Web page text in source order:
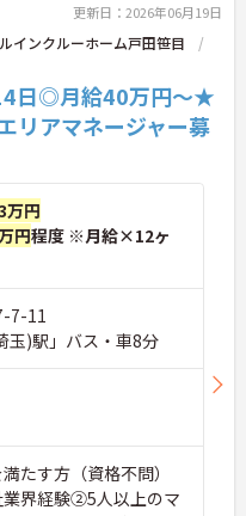
いた時間を有
味のある方は
問い合わせ
更新日：2026年06月19日
インクルーホーム戸田笹目
日◎月給40万円～★
リアマネージャー募
万円
円程度 ※月給×12ヶ
7-11
玉)駅」バス・車8分
たす方（資格不問）
界経験②5人以上のマ